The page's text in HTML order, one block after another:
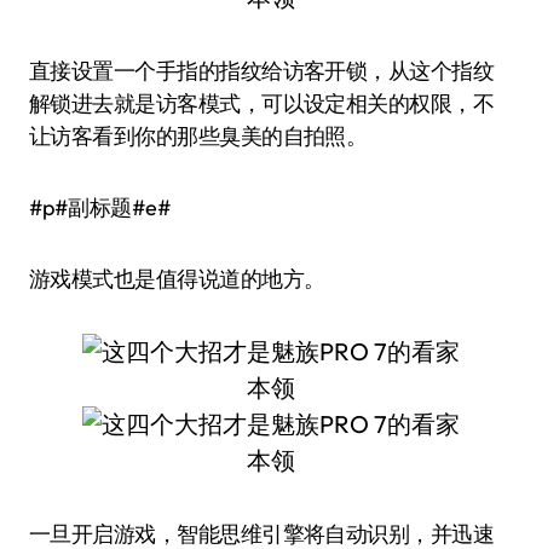
直接设置一个手指的指纹给访客开锁，从这个指纹
解锁进去就是访客模式，可以设定相关的权限，不
让访客看到你的那些臭美的自拍照。
#p#副标题#e#
游戏模式也是值得说道的地方。
一旦开启游戏，智能思维引擎将自动识别，并迅速